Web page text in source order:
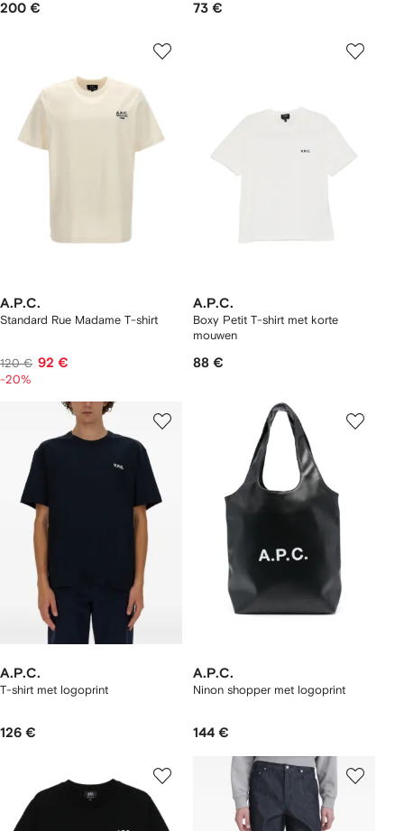
200 € 73 €
A.P.C.
Standard Rue Madame T-shirt
120 € 92 €
-20%
A.P.C.
Boxy Petit T-shirt met korte
mouwen
88 €
A.P.C.
T-shirt met logoprint
126 €
A.P.C.
Ninon shopper met logoprint
144 €